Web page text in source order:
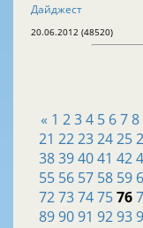
Дайджест
20.06.2012 (48520)
« 1 2 3 4 5 6 7 8
21 22232425
38394041 42
55 56 57 58 59
7273747576
899091 9293